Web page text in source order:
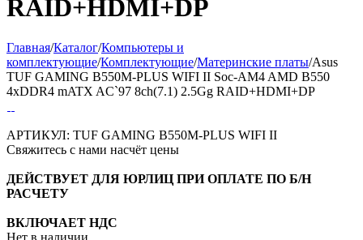
RAID+HDMI+DP
Главная/Каталог/Компьютеры и
комплектующие/Комплектующие/Материнские платы/Asus
TUF GAMING B550M-PLUS WIFI II Soc-AM4 AMD B550
4xDDR4 mATX AC`97 8ch(7.1) 2.5Gg RAID+HDMI+DP
АРТИКУЛ: TUF GAMING B550M-PLUS WIFI II
Свяжитесь с нами насчёт цены
ДЕЙСТВУЕТ ДЛЯ ЮРЛИЦ ПРИ ОПЛАТЕ ПО Б/Н
РАСЧЕТУ
ВКЛЮЧАЕТ НДС
Нет в наличии